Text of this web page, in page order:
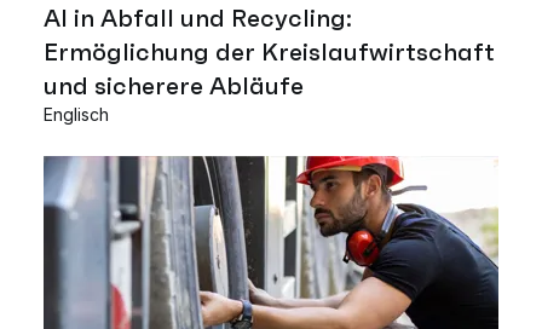
AI in Abfall und Recycling:
Ermöglichung der Kreislaufwirtschaft
und sicherere Abläufe
Englisch